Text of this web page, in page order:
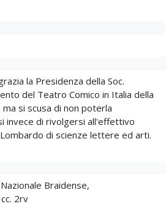
la Presidenza della Soc.
del Teatro Comico in Italia della
si scusa di non poterla
invece di rivolgersi all'effettivo
di scienze lettere ed arti.
Braidense,
2rv